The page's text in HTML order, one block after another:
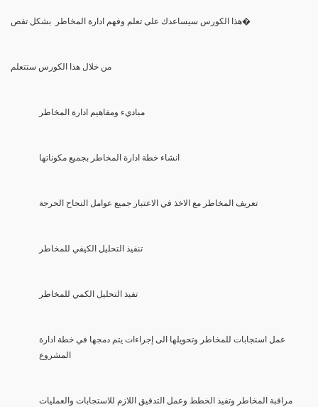
هذا الكورس سيساعدك على تعلم وفهم ادارة المخاطر بشكل تفص�
من خلال هذا الكورس ستتعلم
مباديء ومفاهيم ادارة المخاطر
انشاء خطة ادارة المخاطر بجميع مكوناتها
تعريف المخاطر مع الاخذ في الاعتبار جميع عوامل النجاح الحرجة
تنفيذ التحليل الكيفي للمخاطر
تفيذ التحليل الكمي للمخاطر
عمل استجابات للمخاطر وتحويلها الى إجراءات يتم دمجها في خطة ادارة
المشروع
مراقبة المخاطر وتفيذ الخطط وعمل التدقيق اللازم للاستجابات والعمليات